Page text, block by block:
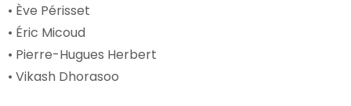
• Ève Périsset
• Éric Micoud
• Pierre-Hugues Herbert
• Vikash Dhorasoo